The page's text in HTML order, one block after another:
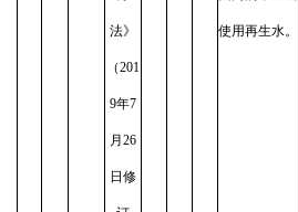
法》
（201
9年7
月26
日修
使用再生水。